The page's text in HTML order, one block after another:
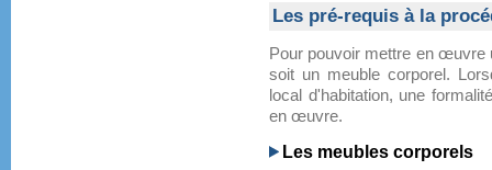
Les pré-requis à la
Pour pouvoir mettre en œuvre
soit un meuble corporel.
local d'habitation, une
en œuvre.
Les meubles corporels